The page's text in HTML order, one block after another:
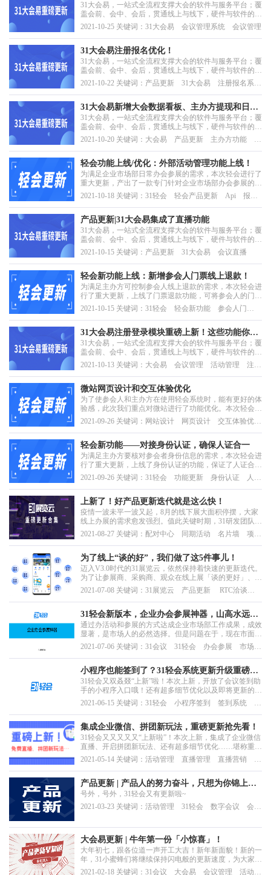
31大会易，一站式全流程支撑大会的软件与服务平台；覆
盖会前、会中、会后，贯通线上与线下，硬件与软件的一
站式会议科技产品与服务。通过31大会易，实现智慧邀
约、智慧日程、智慧通知、智慧证件、智慧接待、智慧签
到、智慧现场、智慧监控、智慧数据等大会的全流程智慧
化管理。
2021-10-25 关键词：31大会易 会议管理系统 会议管理
31大会易注册报名优化！
31大会易，一站式全流程支撑大会的软件与服务平台；覆
盖会前、会中、会后，贯通线上与线下，硬件与软件的一
站式会议科技产品与服务。通过31大会易，实现智慧邀
约、智慧日程、智慧通知、智慧证件、智慧接待、智慧签
到、智慧现场、智慧监控、智慧数据等大会的全流程智慧
化管理。
2021-10-22 关键词：产品更新 31大会易 注册报名系
31大会易新增大会数据看板、主办方提现和日程
自动发送功能！！！
31大会易，一站式全流程支撑大会的软件与服务平台；覆
盖会前、会中、会后，贯通线上与线下，硬件与软件的一
站式会议科技产品与服务。
2021-10-20 关键词：大会易 产品更新 主办方功能 日
轻会功能上线/优化：外部活动管理功能上线！
为满足企业市场部日常办会参展的需求，本次轻会进行了
重大更新，产出了一款专门针对企业市场部办会参展的管
理神器。本次轻会更新时间为：2021年10月9日（周
六），本次轻会上线标准OpenApi，主办方外部系统的开
发人员根据轻会提供的API文档做系统接口对接；发布活
动引导；移动端报名流程页面优化；外部活动的参会人列
表...
2021-10-18 关键词：31轻会 轻会产品更新 Api 报名
产品更新|31大会易集成了直播功能
31大会易，一站式全流程支撑大会的软件与服务平台；覆
盖会前、会中、会后，贯通线上与线下，硬件与软件的一
站式会议科技产品与服务。
2021-10-15 关键词：产品更新 31大会易 会议直播
轻会新功能上线：新增参会人门票线上退款！
为满足主办方可控制参会人线上退款的需求，本次轻会进
行了重大更新，上线了门票退款功能，可将参会人的门票
退款原路返回。本次轻会更新时间为：2021年10月14日
（周四），本次产品新增一个功能——门票线上退款功
能。
2021-10-15 关键词：31轻会 轻会新功能 参会人门
31大会易注册登录模块重磅上新！这些功能你
GET了吗？
31大会易，一站式全流程支撑大会的软件与服务平台；覆
盖会前、会中、会后，贯通线上与线下，硬件与软件的一
站式会议科技产品与服务。通过31大会易，实现智慧邀
约、智慧日程、智慧通知、智慧证件、智慧接待、智慧签
到、智慧现场、智慧监控、智慧数据等大会的全流程的智
慧化。31大会易能够支持政府会、国际大会、学术大
会、...
2021-10-13 关键词：大会易 会议管理 活动管理 注册
微站网页设计和交互体验优化
为了使参会人和主办方在使用轻会系统时，能有更好的体
验感，此次我们重点对微站进行了功能优化。本次轻会更
新时间为：2021年9月22日（周三），本次产品更新微站
开屏页、背景图设置、查看大图、自动保存以及系统内各
分享链接均为便于分享的短链接功能。
2021-09-26 关键词：网站设计 网页设计 交互体验优
轻会新功能——对接身份认证，确保人证合一
为满足主办方要核对参会者身份信息的需求，本次轻会进
行了重大更新，上线了身份认证的功能，保证了人证合
一，提高了安全性。本次轻会更新时间为：2021年9月22
日，本次产品新增一个字段——【证件】，新增身份认证
功能。
2021-09-26 关键词：31轻会 功能更新 身份认证 人证
上新了！好产品更新迭代就是这么快！
疫情一波未平一波又起，8月的线下展大面积停摆，大家
线上办展的需求愈发强烈。值此关键时期，31研发团队昼
夜奋战……保持产品的快速更新迭代。
2021-08-27 关键词：配对中心 同期活动 名片墙 项目
为了线上“谈的好”，我们做了这5件事儿！
迈入V3.0时代的31展览云，依然保持着快速的更新迭代。
为了让参展商、采购商、观众在线上展「谈的更好」、有
更好的体验，近一个月31展览云做了大量的优化，我们一
2021-07-08 关键词：31展览云 产品更新 RTC洽谈
31轻会新版本，企业办会参展神器，山高水远，
为你而来
通过办活动和参展的方式达成企业市场部工作成果，成效
显著，是市场人的必然选择。但是问题在于，现在市面上
缺少一种可以一站式办会参展的工具，用于完美赋能企业
办会参展工作的高效运转。危机通常是转机，直面挑战，
拥抱变化，找准合适的数字化工具是提升企业办会参展效
率的关键。
2021-07-06 关键词：31会议 31轻会 办会参展 市场
小程序也能签到了？31轻会系统更新升级重磅来
袭！
31轻会又双叒叕“上新”啦！本次上新，开放了会议签到助
手的小程序入口哦！还有超多细节优化以及即将更新的功
能预告，快来跟着轻会君一探究竟吧！
2021-06-15 关键词：31轻会 小程序签到 签到系统 会
集成企业微信、拼团新玩法，重磅更新抢先看！
31轻会又又又又又“上新啦”！本次上新，集成了企业微信
直播、开启拼团新玩法、还有超多细节优化……堪称重
磅！
2021-05-14 关键词：活动管理 直播管理 直播营销 活
产品更新 | 产品人的努力奋斗，只想为你锦上添
花
号外，号外，31轻会又有更新啦~
2021-03-23 关键词：活动管理 31轻会 数字会议 会议
大会易更新 | 牛年第一份「小惊喜」！
大年初七，跟各位道一声开工大吉！新年新面貌！新的一
年，31小蜜蜂们将继续保持闪电般的更新速度，为大家奉
上更易用、更贴心的产品。
2021-02-18 关键词：31会议 大会易 会议管理 活动管